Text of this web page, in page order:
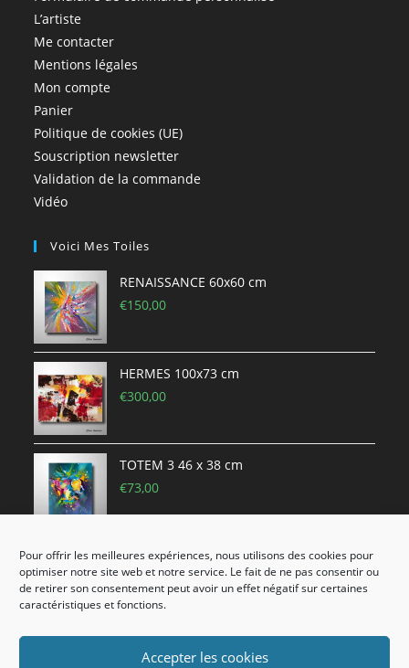
Pour offrir les meilleures expériences, nous utilisons des cookies pour
optimiser notre site web et notre service. Le fait de ne pas consentir ou
de retirer son consentement peut avoir un effet négatif sur certaines
caractéristiques et fonctions.
Accepter les cookies
L’artiste
Me contacter
Mentions légales
Mon compte
Panier
Politique de cookies (UE)
Souscription newsletter
Validation de la commande
Vidéo
Voici Mes Toiles
RENAISSANCE 60x60 cm
€150,00
HERMES 100x73 cm
€300,00
TOTEM 3 46 x 38 cm
€73,00
MAESTRO (4) 81x65 cm
€220,00 €170,00